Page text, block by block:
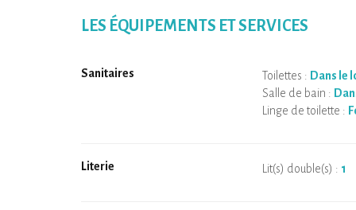
LES ÉQUIPEMENTS ET SERVICES
Sanitaires Toilettes : Dans le
Salle de bain :
Linge de toilette :
Literie Lit(s) double(s) : 1